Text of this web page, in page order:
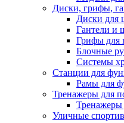
Диски, грифы,
Диски для
Гантели и
Грифы для
Блочные
Системы
Станции для
Рамы для
Тренажеры для
Тренажеры
Уличные